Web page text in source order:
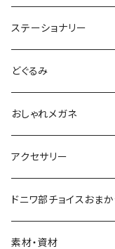
トートバッグ
ハンカチ
タオル
ポーチ
ランチバッグ
ランチョンマット
缶バッジ
25mm
38mm
マグネット
コースター
キーホルダー・ストラッ
ミラー
ステーショナリー
はんこ
miniスタンプ
消しゴムハンコ
シール
ブックカバー
レターセット・カード・
マスキングテープ
どぐるみ
どぐるみ本体
小
中
服・小物
おしゃれメガネ
ノーマルおしゃれメガネ
おしゃれメガネDX
おしゃれメガネ作りキッ
アクセサリー
ピアス・イヤリング
ピンズ
ドニワ部チョイスおまか
素材・資材